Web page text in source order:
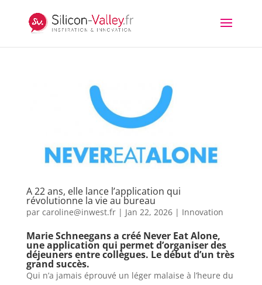
A 22 ans, elle lance l’application qui
révolutionne la vie au bureau
par caroline@inwest.fr| Jan 22, 2026| Innovation
Marie Schneegans a créé Never Eat Alone,
une application qui permet d’organiser des
déjeuners entre collègues. Le début d’un très
grand succès.
Qui n’a jamais éprouvé un léger malaise à l’heure du